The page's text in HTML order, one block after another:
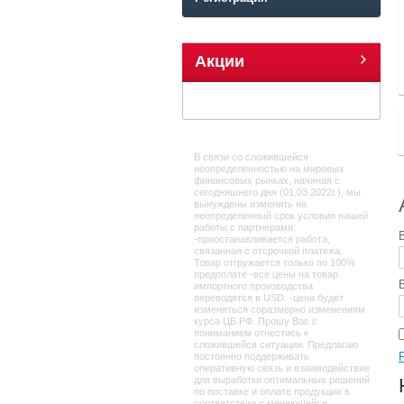
Акции
В связи со сложившейся
неопределенностью на мировых
финансовых рынках, начиная с
сегодняшнего дня (01.03.2022г.), мы
вынуждены изменить на
неопределенный срок условия нашей
работы с партнерами:
-приостанавливается работа,
связанная с отсрочкой платежа.
Товар отгружается только по 100%
предоплате -все цены на товар
импортного производства
переводятся в USD. -цена будет
изменяться соразмерно изменениям
курса ЦБ РФ. Прошу Вас с
пониманием отнестись к
сложившейся ситуации. Предлагаю
постоянно поддерживать
оперативную связь и взаимодействие
для выработки оптимальных решений
по поставке и оплате продукции в